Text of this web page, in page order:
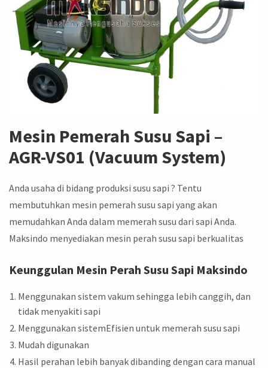
Mesin Pemerah Susu Sapi –
AGR-VS01 (Vacuum System)
Anda usaha di bidang produksi susu sapi ? Tentu
membutuhkan mesin pemerah susu sapi yang akan
memudahkan Anda dalam memerah susu dari sapi Anda.
Maksindo menyediakan mesin perah susu sapi berkualitas
Keunggulan Mesin Perah Susu Sapi Maksindo
Menggunakan sistem vakum sehingga lebih canggih, dan
tidak menyakiti sapi
Menggunakan sistemEfisien untuk memerah susu sapi
Mudah digunakan
Hasil perahan lebih banyak dibanding dengan cara manual